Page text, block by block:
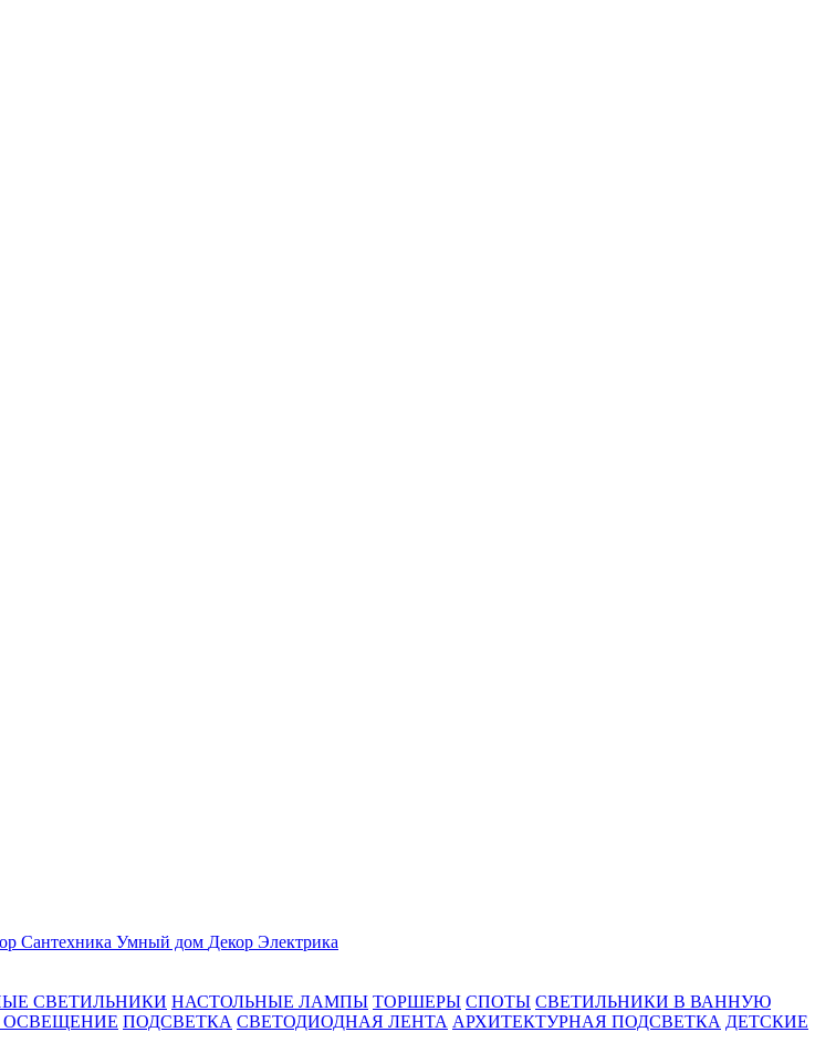
Сантехника Умный дом Декор Электрика
СВЕТИЛЬНИКИ НАСТОЛЬНЫЕ ЛАМПЫ ТОРШЕРЫ СПОТЫ СВЕТИЛЬНИКИ В ВАННУЮ
ОСВЕЩЕНИЕ ПОДСВЕТКА СВЕТОДИОДНАЯ ЛЕНТА АРХИТЕКТУРНАЯ ПОДСВЕТКА ДЕТСКИЕ